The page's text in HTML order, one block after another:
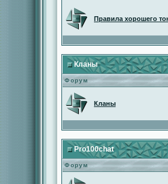
Правила хорошего
Кланы
Форум
Кланы
Pro100chat
Форум